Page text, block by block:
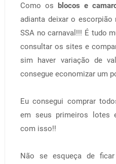
Como os blocos e
adianta deixar o
SSA no carnaval!!! É tudo
consultar os sites e
sim haver variação de
consegue economizar um
Eu consegui comprar
em seus primeiros lotes
com isso!!
Não se esqueça de